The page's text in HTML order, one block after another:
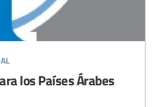
los Países Árabes